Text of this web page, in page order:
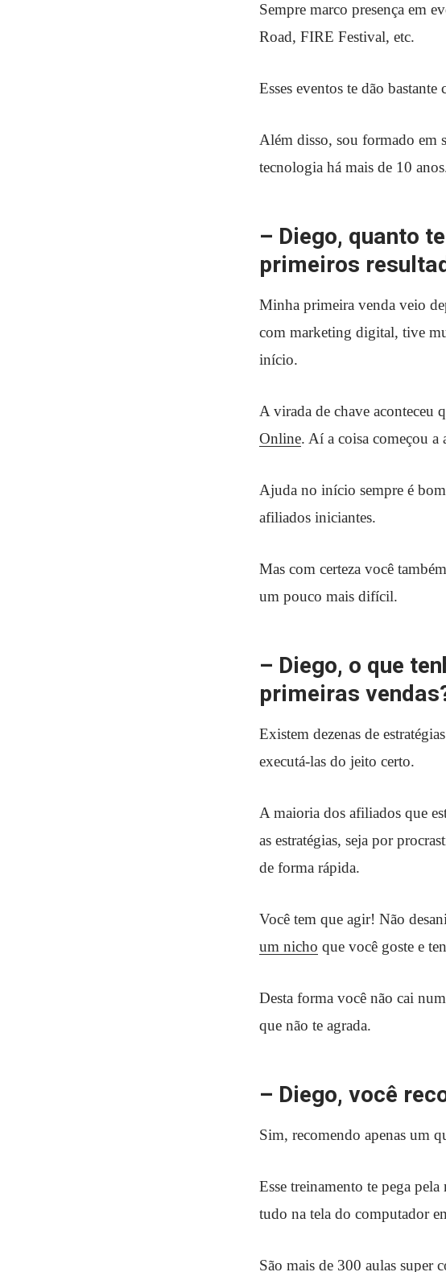
Sempre marco presença em
Road, FIRE Festival, etc.
Esses eventos te dão
Além disso, sou formado em
tecnologia há mais de 10
– Diego, quanto
primeiros
Minha primeira venda veio
com marketing digital, tive
início.
A virada de chave aconteceu
Online. Aí a coisa começou a
Ajuda no início sempre é
afiliados iniciantes.
Mas com certeza você
um pouco mais difícil.
– Diego, o que
primeiras
Existem dezenas de
executá-las do jeito certo.
A maioria dos afiliados que
as estratégias, seja por
de forma rápida.
Você tem que agir! Não
um nicho que você goste e
Desta forma você não cai
que não te agrada.
– Diego, você
Sim, recomendo apenas um
Esse treinamento te pega
tudo na tela do computador
São mais de 300 aulas super